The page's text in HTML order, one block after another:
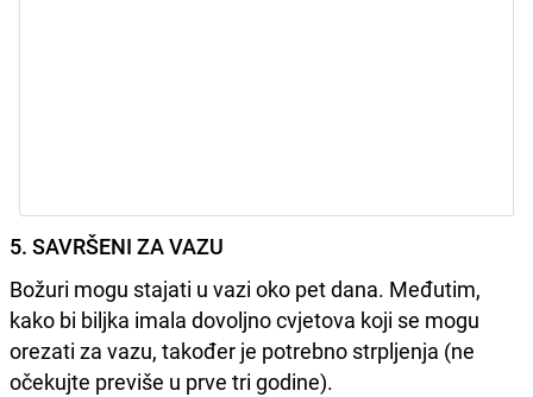
5. SAVRŠENI ZA VAZU
Božuri mogu stajati u vazi oko pet dana. Međutim,
kako bi biljka imala dovoljno cvjetova koji se mogu
orezati za vazu, također je potrebno strpljenja (ne
očekujte previše u prve tri godine).